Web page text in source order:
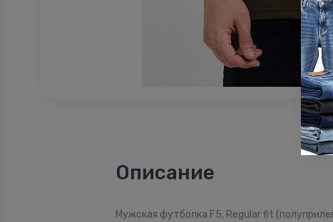
Описание
Мужская футболка F5, Regular fit